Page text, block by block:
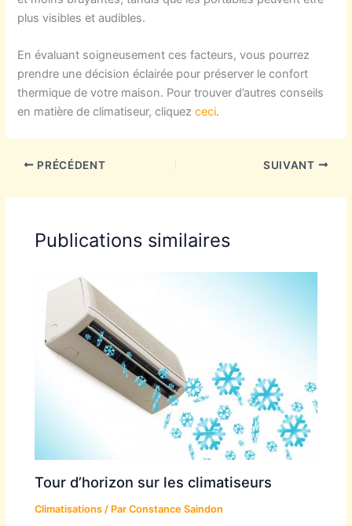
plus visibles et audibles.
En évaluant soigneusement ces facteurs, vous pourrez
prendre une décision éclairée pour préserver le confort
thermique de votre maison. Pour trouver d’autres conseils
en matière de climatiseur, cliquezceci.
PRÉCÉDENT SUIVANT
Publications similaires
Tour d’horizon sur les climatiseurs
Climatisations / ParConstance Saindon